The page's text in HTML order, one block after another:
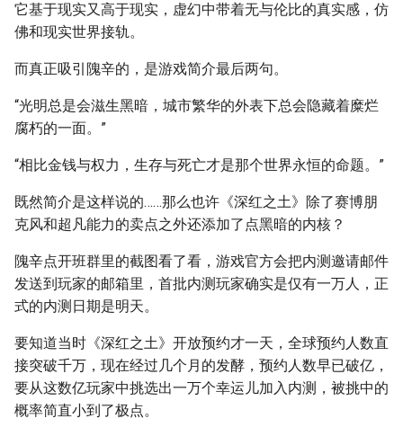
它基于现实又高于现实，虚幻中带着无与伦比的真实感，仿
佛和现实世界接轨。
而真正吸引隗辛的，是游戏简介最后两句。
“光明总是会滋生黑暗，城市繁华的外表下总会隐藏着糜烂
腐朽的一面。”
“相比金钱与权力，生存与死亡才是那个世界永恒的命题。”
既然简介是这样说的……那么也许《深红之土》除了赛博朋
克风和超凡能力的卖点之外还添加了点黑暗的内核？
隗辛点开班群里的截图看了看，游戏官方会把内测邀请邮件
发送到玩家的邮箱里，首批内测玩家确实是仅有一万人，正
式的内测日期是明天。
要知道当时《深红之土》开放预约才一天，全球预约人数直
接突破千万，现在经过几个月的发酵，预约人数早已破亿，
要从这数亿玩家中挑选出一万个幸运儿加入内测，被挑中的
概率简直小到了极点。